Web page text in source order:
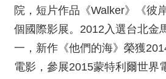
院，短片作品《Walker》《彼
個國際影展。2012入選台北金
一，新作《他們的海》榮獲
電影，參展2015蒙特利爾世界